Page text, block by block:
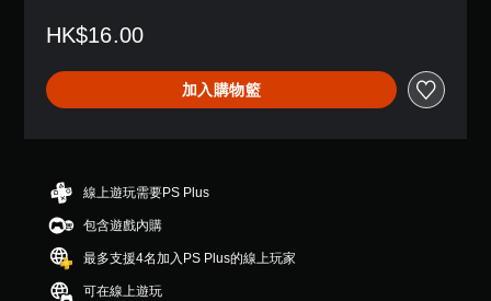
分
4
.
（
分
5
星
HK$16.00
加入購物籃
線上遊玩需要PS Plus
包含遊戲內購
最多支援4名加入PS Plus的線上玩家
可在線上遊玩